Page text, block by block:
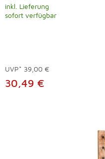
inkl. Lieferung
sofort verfügbar
UVP* 39,00 €
30,49 €